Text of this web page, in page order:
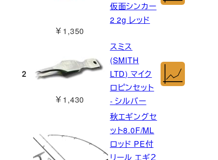
￥1,350
仮面シンカー
2 2g レッド
2
￥1,430
スミス
(SMITH
LTD) マイク
ロピンセット
- シルバー
秋エギングセ
ット8.0F/ML
ロッド PE付
リール エギ２